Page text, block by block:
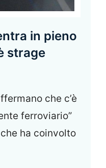
in pieno
strage
che c’è
ferroviario”
ha coinvolto